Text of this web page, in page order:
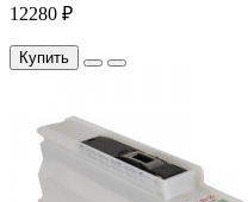
12280 ₽
Купить